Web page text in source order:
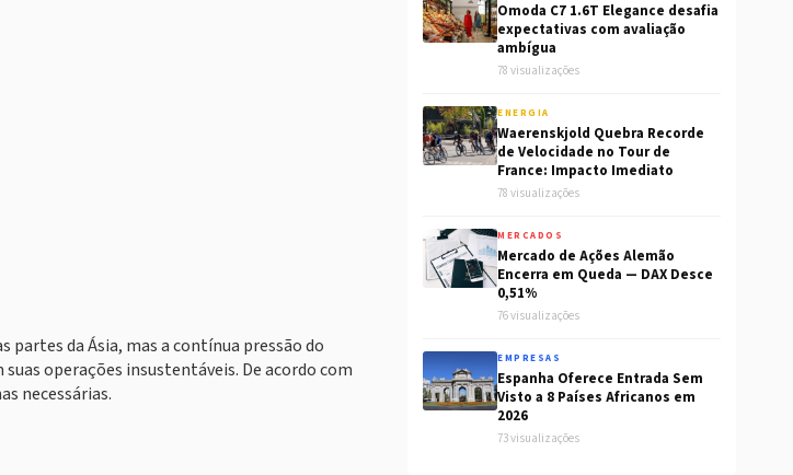
partes da Ásia, mas a contínua pressão do
operações insustentáveis. De acordo com
necessárias.
Omoda C7 1.6T Elegance desafia
expectativas com avaliação
ambígua
78 visualizações
ENERGIA
Waerenskjold Quebra Recorde
de Velocidade no Tour de
France: Impacto Imediato
78 visualizações
MERCADOS
Mercado de Ações Alemão
Encerra em Queda — DAX Desce
0,51%
76 visualizações
EMPRESAS
Espanha Oferece Entrada Sem
Visto a 8 Países Africanos em
2026
73 visualizações